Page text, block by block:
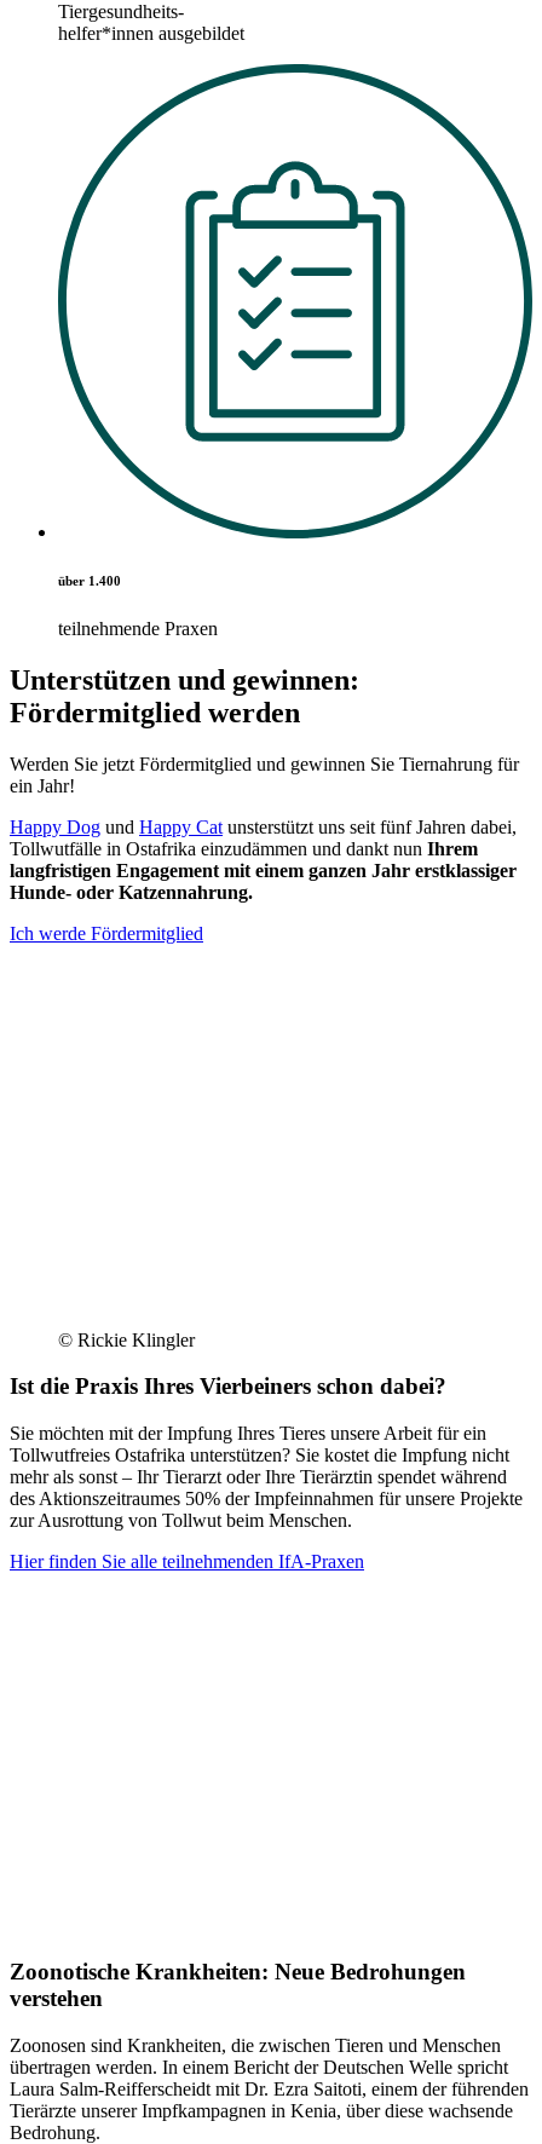
Tiergesundheits-
helfer*innen ausgebildet
über 1.400
teilnehmende Praxen
Unterstützen und gewinnen:
Fördermitglied werden
Werden Sie jetzt Fördermitglied und gewinnen Sie Tiernahrung für
ein Jahr!
Happy Dog und Happy Cat unsterstützt uns seit fünf Jahren dabei,
Tollwutfälle in Ostafrika einzudämmen und dankt nun Ihrem
langfristigen Engagement mit einem ganzen Jahr erstklassiger
Hunde- oder Katzennahrung.
Ich werde Fördermitglied
© Rickie Klingler
Ist die Praxis Ihres Vierbeiners schon dabei?
Sie möchten mit der Impfung Ihres Tieres unsere Arbeit für ein
Tollwutfreies Ostafrika unterstützen? Sie kostet die Impfung nicht
mehr als sonst – Ihr Tierarzt oder Ihre Tierärztin spendet während
des Aktionszeitraumes 50% der Impfeinnahmen für unsere Projekte
zur Ausrottung von Tollwut beim Menschen.
Hier finden Sie alle teilnehmenden IfA-Praxen
Zoonotische Krankheiten: Neue Bedrohungen
verstehen
Zoonosen sind Krankheiten, die zwischen Tieren und Menschen
übertragen werden. In einem Bericht der Deutschen Welle spricht
Laura Salm-Reifferscheidt mit Dr. Ezra Saitoti, einem der führenden
Tierärzte unserer Impfkampagnen in Kenia, über diese wachsende
Bedrohung.